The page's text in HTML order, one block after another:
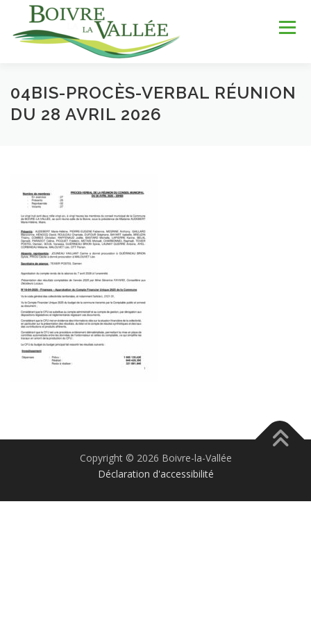
contenu
Menu
LA COMMUNE SERVICES JEUNESSE
DÉV. DURABLE
04BIS-PROCÈS-VERBAL RÉUNION
DU 28 AVRIL 2026
Copyright © 2026 Boivre-la-Vallée
Déclaration d'accessibilité